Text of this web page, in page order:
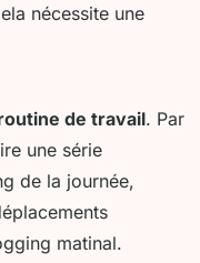
nécessite une
de travail. Par
une série
de la journée,
matinal.